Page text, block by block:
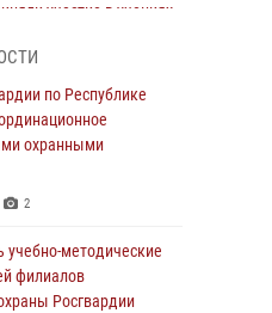
участие в учениях
районе
3
стал серебряным
по в
округа
5
информируют граждан
по Республике
охранными
2
методические
филиалов
Росгвардии